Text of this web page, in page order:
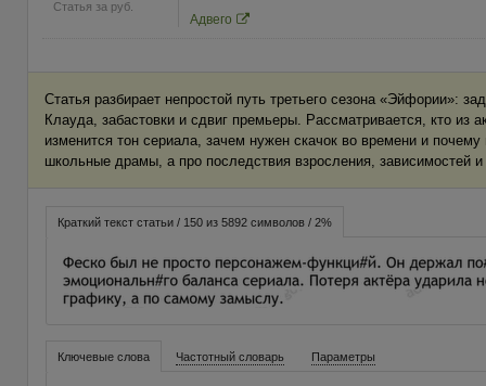
Статья за руб.
Адвего
Статья разбирает непростой путь третьего сезона «Эйфории»:
Клауда, забастовки и сдвиг премьеры. Рассматривается, кто из
изменится тон сериала, зачем нужен скачок во времени и
школьные драмы, а про последствия взросления, зависимостей
Краткий текст статьи / 150 из 5892 символов / 2%
Ключевые слова Частотный словарь Параметры